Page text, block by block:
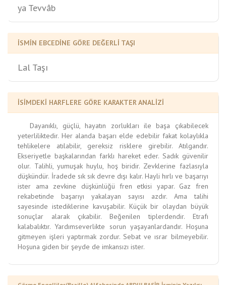
ya Tevvâb
İSMİN EBCEDİNE GÖRE DEĞERLİ TAŞI
Lal Taşı
İSİMDEKİ HARFLERE GÖRE KARAKTER ANALİZİ
Dayanıklı, güçlü, hayatın zorlukları ile başa çıkabilecek
yeterliliktedir. Her alanda başarı elde edebilir fakat kolaylıkla
tehlikelere atılabilir, gereksiz risklere girebilir. Atılgandır.
Ekseriyetle başkalarından farklı hareket eder. Sadık güvenilir
olur. Talihli, yumuşak huylu, hoş biridir. Zevklerine fazlasıyla
düşkündür. İradede sık sık devre dışı kalır. Hayli hırlı ve başarıyı
ister ama zevkine düşkünlüğü fren etkisi yapar. Gaz fren
rekabetinde başarıyı yakalayan sayısı azdır. Ama talihi
sayesinde istediklerine kavuşabilir. Küçük bir olaydan büyük
sonuçlar alarak çıkabilir. Beğenilen tiplerdendir. Etrafı
kalabalıktır. Yardımseverlikte sorun yaşayanlardandır. Hoşuna
gitmeyen işleri yaptırmak zordur. Sebat ve ısrar bilmeyebilir.
Hoşuna giden bir şeyde de imkansızı ister.